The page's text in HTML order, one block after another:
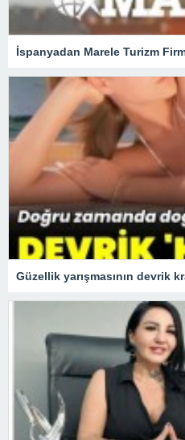
İspanyadan Marele Turizm